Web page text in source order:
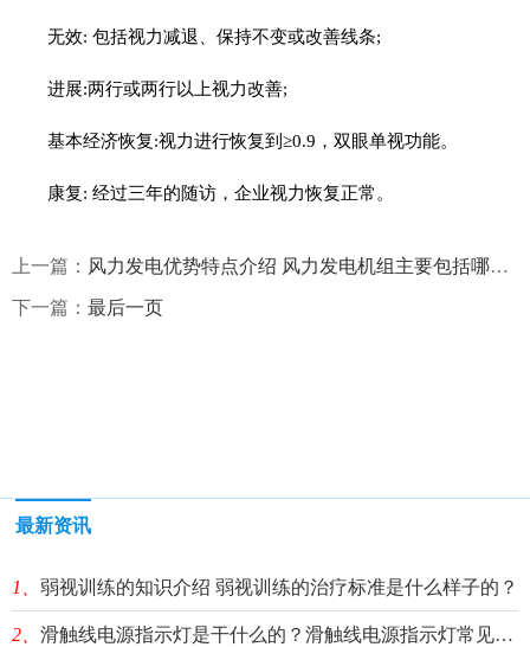
无效: 包括视力减退、保持不变或改善线条;
进展:两行或两行以上视力改善;
基本经济恢复:视力进行恢复到≥0.9，双眼单视功能。
康复: 经过三年的随访，企业视力恢复正常。
上一篇： 风力发电优势特点介绍 风力发电机组主要包括哪些？
下一篇： 最后一页
最新资讯
1、 弱视训练的知识介绍 弱视训练的治疗标准是什么样子的？
2、 滑触线电源指示灯是干什么的？滑触线电源指示灯常见故障处理